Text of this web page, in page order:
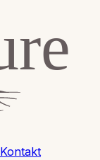
Kontakt